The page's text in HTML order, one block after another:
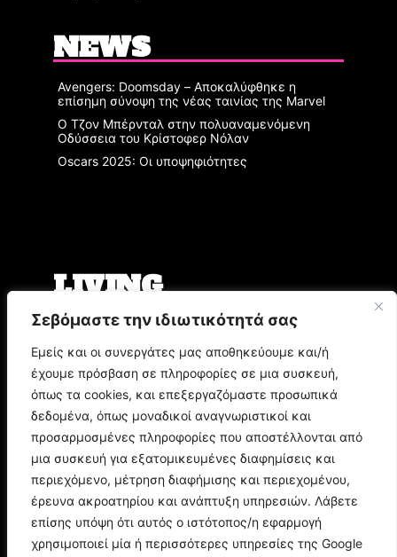
Σεβόμαστε την ιδιωτικότητά σας
Εμείς και οι συνεργάτες μας αποθηκεύουμε και/ή
έχουμε πρόσβαση σε πληροφορίες σε μια συσκευή,
όπως τα cookies, και επεξεργαζόμαστε προσωπικά
δεδομένα, όπως μοναδικοί αναγνωριστικοί και
προσαρμοσμένες πληροφορίες που αποστέλλονται από
μια συσκευή για εξατομικευμένες διαφημίσεις και
περιεχόμενο, μέτρηση διαφήμισης και περιεχομένου,
έρευνα ακροατηρίου και ανάπτυξη υπηρεσιών. Λάβετε
επίσης υπόψη ότι αυτός ο ιστότοπος/η εφαρμογή
χρησιμοποιεί μία ή περισσότερες υπηρεσίες της Google
NEWS
Avengers: Doomsday – Αποκαλύφθηκε η
επίσημη σύνοψη της νέας ταινίας της Marvel
Ο Τζον Μπέρνταλ στην πολυαναμενόμενη
Οδύσσεια του Κρίστοφερ Νόλαν
Oscars 2025: Οι υποψηφιότητες
LIVING
Ο Άρης Μπινιάρης σκηνοθετεί τη «Δίκη» του
Παπασπηλιόπουλο
Ο Δημήτρης Μυστακίδης επιστρέφει στον
Σταυρό του Νότου Plus
9.000 τίτλοι βιβλίων σε περιμένουν στο
Παζάρι Βιβλίου της Αθήνας
POP CULTURE
Corto Maltese: Η ιστορία του θρυλικού ήρωα
του Hugo Pratt